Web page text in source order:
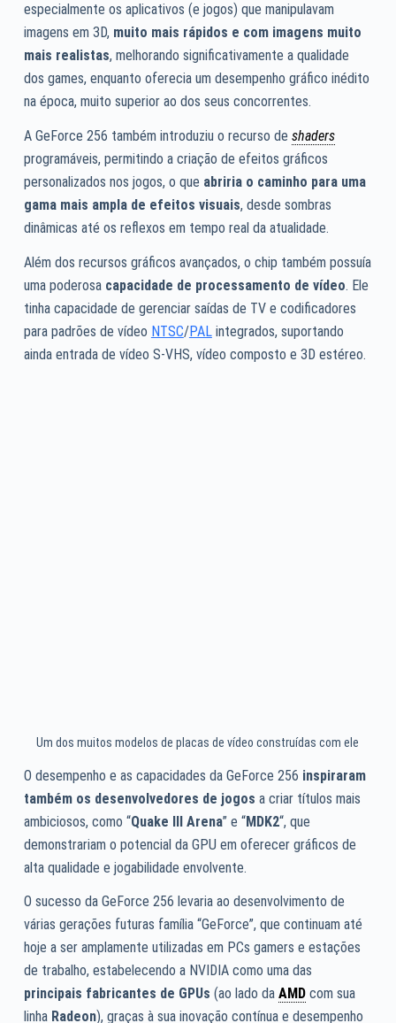
especialmente os aplicativos (e jogos) que manipulavam
imagens em 3D, muito mais rápidos e com imagens muito
mais realistas, melhorando significativamente a qualidade
dos games, enquanto oferecia um desempenho gráfico inédito
na época, muito superior ao dos seus concorrentes.
A GeForce 256 também introduziu o recurso de shaders
programáveis, permitindo a criação de efeitos gráficos
personalizados nos jogos, o que abriria o caminho para uma
gama mais ampla de efeitos visuais, desde sombras
dinâmicas até os reflexos em tempo real da atualidade.
Além dos recursos gráficos avançados, o chip também possuía
uma poderosa capacidade de processamento de vídeo. Ele
tinha capacidade de gerenciar saídas de TV e codificadores
para padrões de vídeo NTSC/PALintegrados, suportando
ainda entrada de vídeo S-VHS, vídeo composto e 3D estéreo.
Um dos muitos modelos de placas de vídeo construídas com ele
O desempenho e as capacidades da GeForce 256 inspiraram
também os desenvolvedores de jogos a criar títulos mais
ambiciosos, como “Quake III Arena” e “MDK2“, que
demonstrariam o potencial da GPU em oferecer gráficos de
alta qualidade e jogabilidade envolvente.
O sucesso da GeForce 256 levaria ao desenvolvimento de
várias gerações futuras família “GeForce”, que continuam até
hoje a ser amplamente utilizadas em PCs gamers e estações
de trabalho, estabelecendo a NVIDIA como uma das
principais fabricantes de GPUs (ao lado da AMD com sua
linha Radeon), graças à sua inovação contínua e desempenho